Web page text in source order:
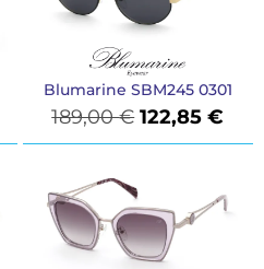
Blumarine SBM245 0301
189,00€ 122,85€